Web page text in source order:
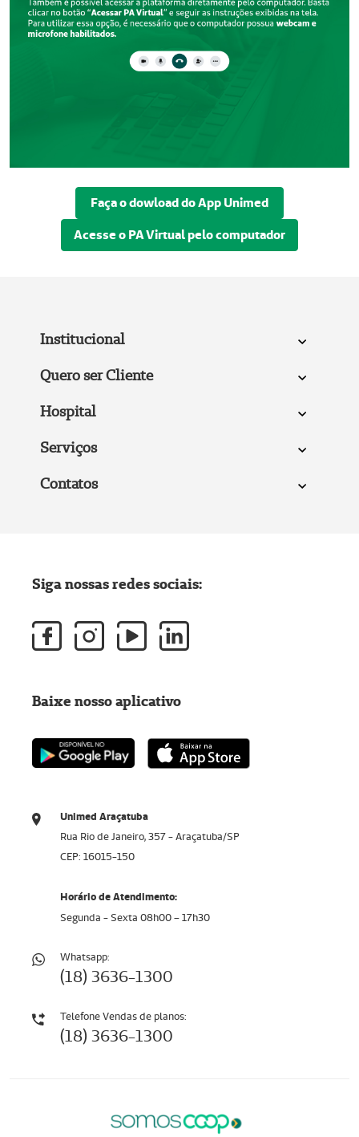
Faça o dowload do App Unimed
Acesse o PA Virtual pelo computador
Institucional
Quero ser Cliente
Hospital
Serviços
Contatos
Unimed Araçatuba
Rua Rio de Janeiro, 357 - Araçatuba/SP
CEP: 16015-150
Horário de Atendimento:
Segunda - Sexta 08h00 – 17h30
Whatsapp:
(18) 3636-1300
Telefone Vendas de planos:
(18) 3636-1300
Siga nossas redes sociais:
Baixe nosso aplicativo